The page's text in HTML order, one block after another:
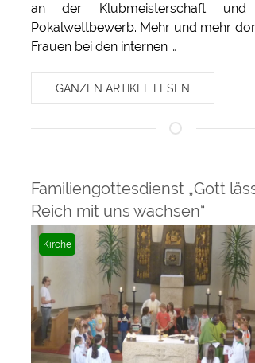
an der Klubmeisterschaft
Pokalwettbewerb. Mehr und mehr
Frauen bei den internen …
GANZEN ARTIKEL LESEN
Familiengottesdienst „Gott
Reich mit uns wachsen“
Kirche